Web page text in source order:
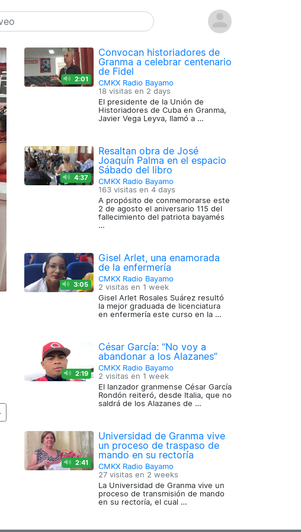
2:01
Convocan historiadores de
Granma a celebrar centenario
de Fidel
CMKX Radio Bayamo
18 visitas en 2 days
El presidente de la Unión de
Historiadores de Cuba en Granma,
Javier Vega Leyva, llamó a …
4:37
Resaltan obra de José
Joaquín Palma en el espacio
Sábado del libro
CMKX Radio Bayamo
163 visitas en 4 days
A propósito de conmemorarse este
2 de agosto el aniversario 115 del
fallecimiento del patriota bayamés
…
3:05
Gisel Arlet, una enamorada
de la enfermería
CMKX Radio Bayamo
2 visitas en 1 week
Gisel Arlet Rosales Suárez resultó
la mejor graduada de licenciatura
en enfermería este curso en la …
2:19
César García: “No voy a
abandonar a los Alazanes”
CMKX Radio Bayamo
2 visitas en 1 week
El lanzador granmense César García
Rondón reiteró, desde Italia, que no
saldrá de los Alazanes de …
2:41
Universidad de Granma vive
un proceso de traspaso de
mando en su rectoría
CMKX Radio Bayamo
27 visitas en 2 weeks
La Universidad de Granma vive un
proceso de transmisión de mando
en su rectoría, el cual …